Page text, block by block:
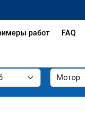
работ FAQ